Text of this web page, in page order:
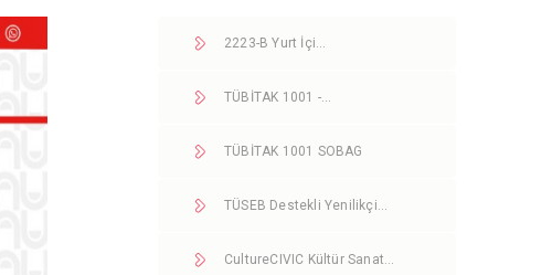
2223-B Yurt İçi…
TÜBİTAK 1001 -…
TÜBİTAK 1001 SOBAG
TÜSEB Destekli Yenilikçi…
CultureCIVIC Kültür Sanat…